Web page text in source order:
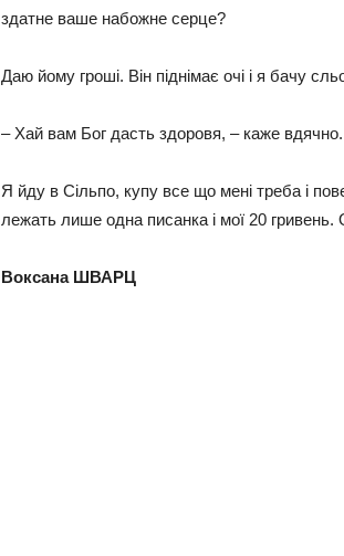
здатне ваше набожне серце?
Даю йому гроші. Він піднімає очі і я бачу
– Хай вам Бог дасть здоровя, – каже вдячно.
Я йду в Сільпо, купу все що мені треба і
лежать лише одна писанка і мої 20
Воксана ШВАРЦ